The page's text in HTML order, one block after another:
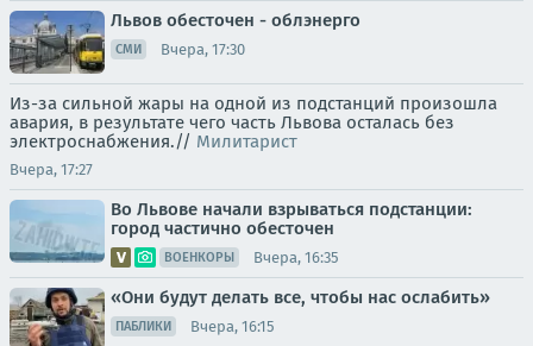
Львов обесточен - облэнерго
СМИ Вчера, 17:30
Из-за сильной жары на одной из подстанций произошла
авария, в результате чего часть Львова осталась без
электроснабжения.// Милитарист
Вчера, 17:27
Во Львове начали взрываться подстанции:
город частично обесточен
ВОЕНКОРЫ Вчера, 16:35
«Они будут делать все, чтобы нас ослабить»
ПАБЛИКИ Вчера, 16:15